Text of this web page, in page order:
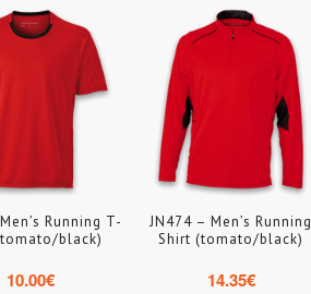
Running T-
black)
10.00€
JN474 – Men’s Running
Shirt (tomato/black)
14.35€